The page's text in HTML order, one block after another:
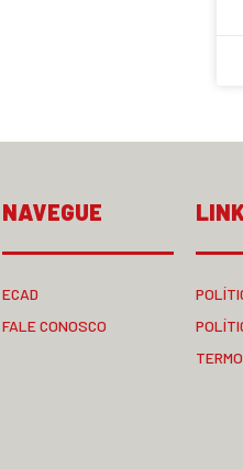
NAVEGUE
ECAD
FALE CONOSCO